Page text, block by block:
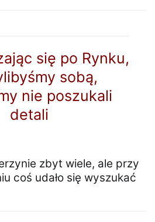
się po Rynku,
sobą,
nie poszukali
detali
zbyt wiele, ale przy
coś udało się wyszukać